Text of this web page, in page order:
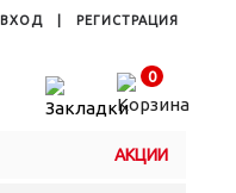
ВХОД РЕГИСТРАЦИЯ
0
АКЦИИ